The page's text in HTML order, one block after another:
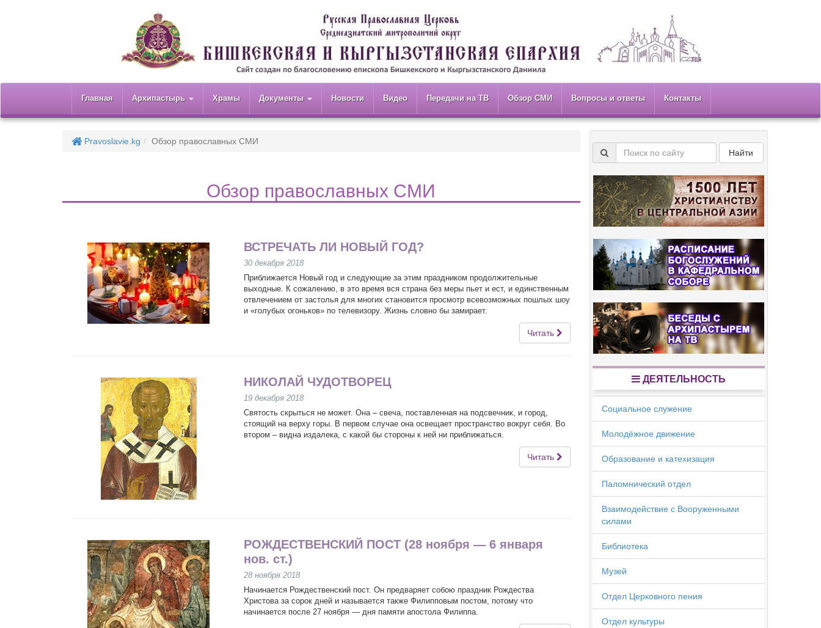
Главная Архипастырь Храмы Документы Новости Видео Передачи на ТВ Обзор СМИ Вопросы и ответы Контакты
Pravoslavie.kg Обзор православных СМИ
Обзор православных СМИ
ВСТРЕЧАТЬ ЛИ НОВЫЙ ГОД?
30 декабря 2018
Приближается Новый год и следующие за этим праздником продолжительные
выходные. К сожалению, в это время вся страна без меры пьет и ест, и единственным
отвлечением от застолья для многих становится просмотр всевозможных пошлых шоу
и «голубых огоньков» по телевизору. Жизнь словно бы замирает.
Читать
НИКОЛАЙ ЧУДОТВОРЕЦ
19 декабря 2018
Святость скрыться не может. Она – свеча, поставленная на подсвечник, и город,
стоящий на верху горы. В первом случае она освещает пространство вокруг себя. Во
втором – видна издалека, с какой бы стороны к ней ни приближаться.
Читать
РОЖДЕСТВЕНСКИЙ ПОСТ (28 ноября — 6 января
нов. ст.)
28 ноября 2018
Начинается Рождественский пост. Он предваряет собою праздник Рождества
Христова за сорок дней и называется также Филипповым постом, потому что
начинается после 27 ноября — дня памяти апостола Филиппа.
Найти
ДЕЯТЕЛЬНОСТЬ
Социальное служение
Молодёжное движение
Образование и катехизация
Паломнический отдел
Взаимодействие с Вооруженными
силами
Библиотека
Музей
Отдел Церковного пения
Отдел культуры